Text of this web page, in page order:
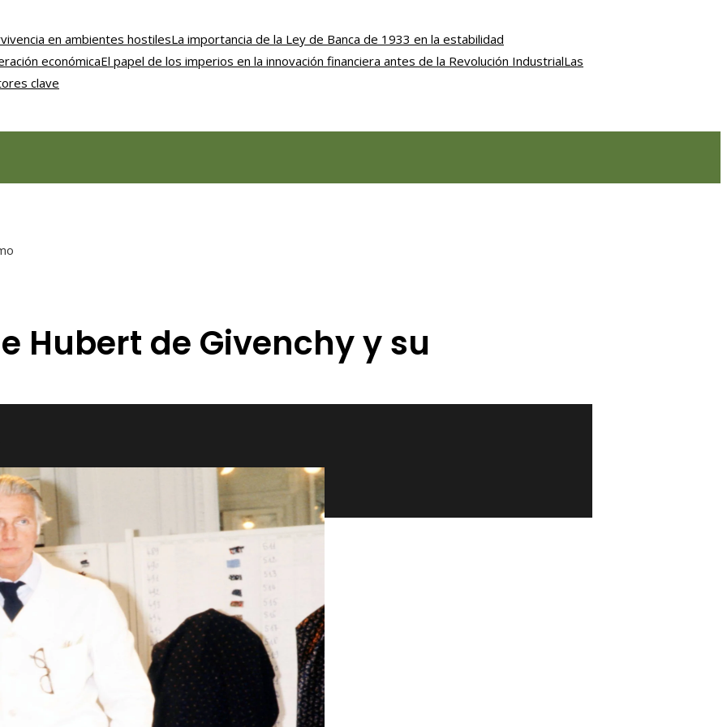
en ambientes hostilesLa importancia de la Ley de Banca de 1933 en la estabilidad
económicaEl papel de los imperios en la innovación financiera antes de la Revolución IndustrialLas
clave
Hubert de Givenchy y su